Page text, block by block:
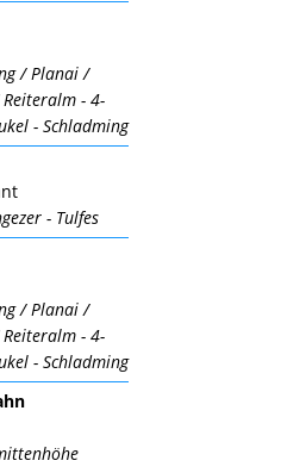
/ Planai /
- 4-
- Schladming
- Tulfes
/ Planai /
- 4-
- Schladming